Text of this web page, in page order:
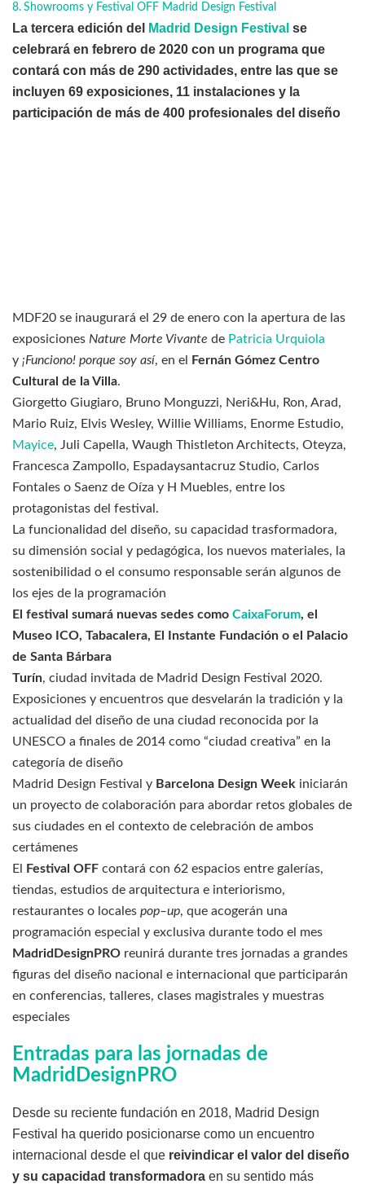
Showrooms y Festival OFF Madrid Design Festival
La tercera edición del Madrid Design Festival se
celebrará en febrero de 2020 con un programa que
contará con más de 290 actividades, entre las que se
incluyen 69 exposiciones, 11 instalaciones y la
participación de más de 400 profesionales del diseño
MDF20 se inaugurará el 29 de enero con la apertura de las
exposiciones Nature Morte Vivante de Patricia Urquiola
y ¡Funciono! porque soy así, en el
Fernán Gómez Centro
Cultural de la Villa.
Giorgetto Giugiaro, Bruno Monguzzi, Neri&Hu, Ron, Arad,
Mario Ruiz, Elvis Wesley, Willie Williams, Enorme Estudio,
Mayice, Juli Capella, Waugh Thistleton Architects, Oteyza,
Francesca Zampollo, Espadaysantacruz Studio, Carlos
Fontales o Saenz de Oíza y H Muebles, entre los
protagonistas del festival.
La funcionalidad del diseño, su capacidad trasformadora,
su dimensión social y pedagógica, los nuevos materiales, la
sostenibilidad o el consumo responsable serán algunos de
los ejes de la programación
El festival sumará nuevas sedes como CaixaForum, el
Museo ICO, Tabacalera, El Instante Fundación o el Palacio
de Santa Bárbara
Turín, ciudad invitada de Madrid Design Festival 2020.
Exposiciones y encuentros que desvelarán la tradición y la
actualidad del diseño de una ciudad reconocida por la
UNESCO a finales de 2014 como “ciudad creativa” en la
categoría de diseño
Madrid Design Festival y Barcelona Design Week iniciarán
un proyecto de colaboración para abordar retos globales de
sus ciudades en el contexto de celebración de ambos
certámenes
El
Festival OFF contará con 62 espacios entre galerías,
tiendas, estudios de arquitectura e interiorismo,
restaurantes o locales pop–up, que acogerán una
programación especial y exclusiva durante todo el mes
MadridDesignPRO reunirá durante tres jornadas a grandes
figuras del diseño nacional e internacional que participarán
en conferencias, talleres, clases magistrales y muestras
especiales
Entradas para las jornadas de
MadridDesignPRO
Desde su reciente fundación en 2018, Madrid Design
Festival ha querido posicionarse como un encuentro
internacional desde el que reivindicar el valor del diseño
y su capacidad transformadora en su sentido más